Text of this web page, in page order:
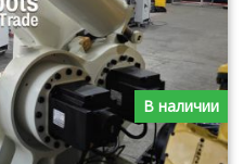
В наличии